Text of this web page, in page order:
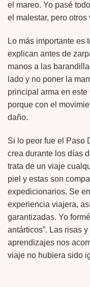
el mareo. Yo pasé
el malestar, pero
Lo más importante es
explican antes de
manos a las
lado y no poner la
principal arma en
porque con el
daño.
Si lo peor fue el Paso
crea durante los días
trata de un viaje
piel y estas son
expedicionarios. Se
experiencia viajera,
garantizadas. Yo
antárticos”. Las risas
aprendizajes nos
viaje no hubiera sido